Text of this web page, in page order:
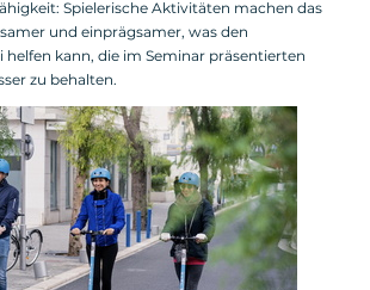
Spielerische Aktivitäten machen das
und einprägsamer, was den
helfen kann, die im Seminar präsentierten
zu behalten.